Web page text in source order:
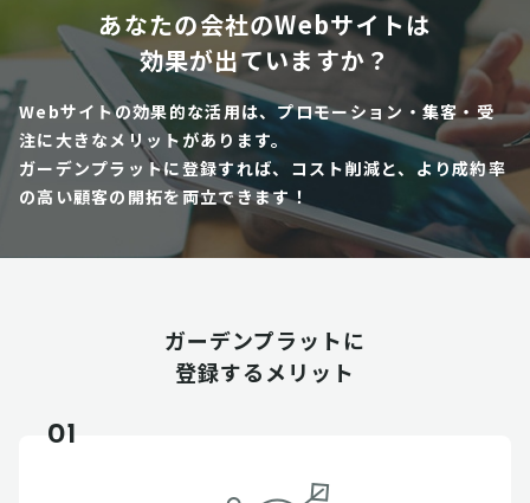
あなたの会社のWebサイトは
効果が出ていますか？
Webサイトの効果的な活用は、プロモーション・集客・受
注に大きなメリットがあります。
ガーデンプラットに登録すれば、コスト削減と、より成約率
の高い顧客の開拓を両立できます！
ガーデンプラットに
登録するメリット
01